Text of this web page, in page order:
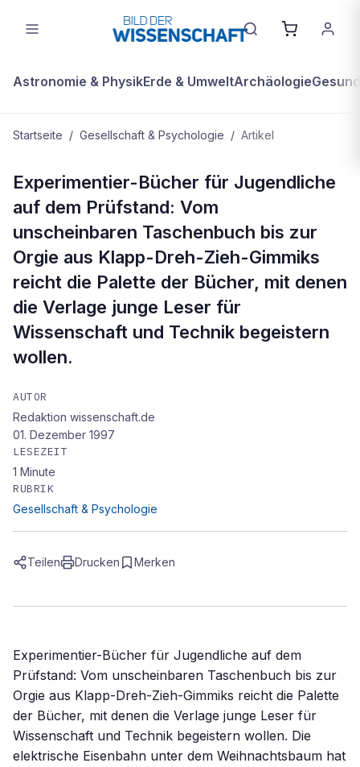
Astronomie & PhysikErde & UmweltArchäologie
Startseite / Gesellschaft & Psychologie / Artikel
Wissenschaft zum Anfassen
Experimentier-Bücher für Jugendliche
auf dem Prüfstand: Vom
unscheinbaren Taschenbuch bis zur
Orgie aus Klapp-Dreh-Zieh-Gimmiks
reicht die Palette der Bücher, mit denen
die Verlage junge Leser für
Wissenschaft und Technik begeistern
wollen.
AUTOR
Redaktion wissenschaft.de
01. Dezember 1997
LESEZEIT
1 Minute
RUBRIK
Gesellschaft & Psychologie
Teilen Drucken Merken
Experimentier-Bücher für Jugendliche auf dem
Prüfstand: Vom unscheinbaren Taschenbuch bis zur
Orgie aus Klapp-Dreh-Zieh-Gimmiks reicht die Palette
der Bücher, mit denen die Verlage junge Leser für
Wissenschaft und Technik begeistern wollen. Die
elektrische Eisenbahn unter dem Weihnachtsbaum hat